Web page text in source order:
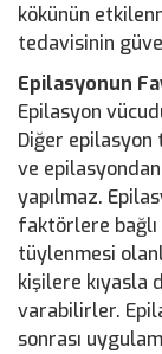
kökünün
tedavisinin
Epilasyonun
Epilasyon
Diğer epilasyon
ve
yapılmaz.
faktörlere
tüylenmesi
kişilere kıyasla
varabilirler.
sonrası